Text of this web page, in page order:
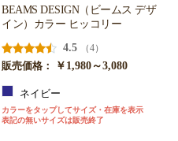
BEAMS DESIGN（ビームス デザ
イン）カラー ヒッコリー
4.5
（4）
販売価格：
￥1,980～3,080
ネイビー
カラーをタップしてサイズ・在庫を表示
表記の無いサイズは販売終了